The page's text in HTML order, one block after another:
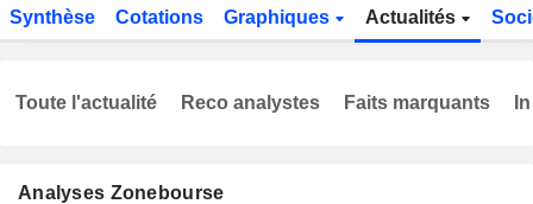
Synthèse Cotations Graphiques Actualités
Analyses Zonebourse
Toute l'actualité Reco analystes Faits marquants